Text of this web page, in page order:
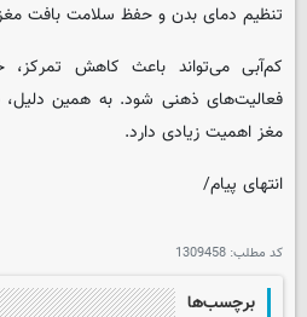
تنظیم دمای بدن و حفظ سلامت بافت
کم‌آبی می‌تواند باعث کاهش
فعالیت‌های ذهنی شود. به همین
مغز اهمیت زیادی دارد.
انتهای پیام/
کد مطلب: 1309458
برچسب‌ها